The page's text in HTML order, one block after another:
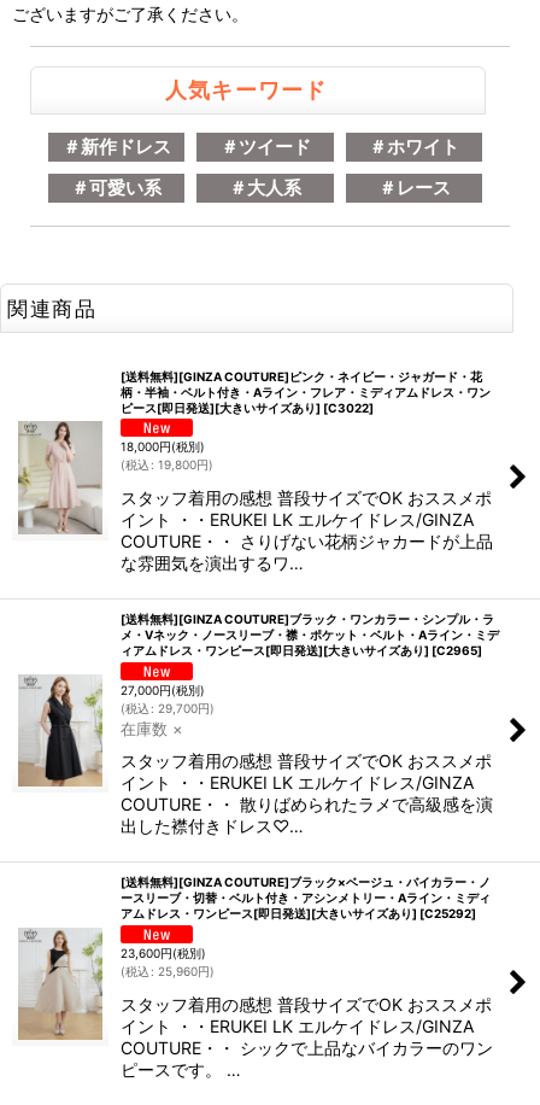
ございますがご了承ください。
人気キーワード
＃新作ドレス ＃ツイード
＃ホワイト
＃可愛い系
＃大人系 ＃レース
関連商品
[送料無料][GINZA COUTURE]ピンク・ネイビー・ジャガード・花
柄・半袖・ベルト付き・Aライン・フレア・ミディアムドレス・ワン
ピース[即日発送][大きいサイズあり] [C3022]
18,000円(税別)
(税込 : 19,800円)
スタッフ着用の感想 普段サイズでOK おススメポ
イント ・・ERUKEI LK エルケイドレス/GINZA
COUTURE・・ さりげない花柄ジャカードが上品
な雰囲気を演出するワ…
[送料無料][GINZA COUTURE]ブラック・ワンカラー・シンプル・ラ
メ・Vネック・ノースリーブ・襟・ポケット・ベルト・Aライン・ミデ
ィアムドレス・ワンピース[即日発送][大きいサイズあり] [C2965]
27,000円(税別)
(税込 : 29,700円)
在庫数 ×
スタッフ着用の感想 普段サイズでOK おススメポ
イント ・・ERUKEI LK エルケイドレス/GINZA
COUTURE・・ 散りばめられたラメで高級感を演
出した襟付きドレス♡…
[送料無料][GINZA COUTURE]ブラック×ベージュ・バイカラー・ノ
ースリーブ・切替・ベルト付き・アシンメトリー・Aライン・ミディ
アムドレス・ワンピース[即日発送][大きいサイズあり] [C25292]
23,600円(税別)
(税込 : 25,960円)
スタッフ着用の感想 普段サイズでOK おススメポ
イント ・・ERUKEI LK エルケイドレス/GINZA
COUTURE・・ シックで上品なバイカラーのワン
ピースです。 …